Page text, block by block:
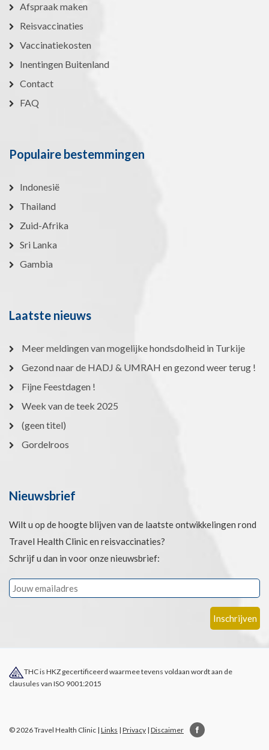
Afspraak maken
Reisvaccinaties
Vaccinatiekosten
Inentingen Buitenland
Contact
FAQ
Populaire bestemmingen
Indonesië
Thailand
Zuid-Afrika
Sri Lanka
Gambia
Laatste nieuws
Meer meldingen van mogelijke hondsdolheid in Turkije
Gezond naar de HADJ & UMRAH en gezond weer terug !
Fijne Feestdagen !
Week van de teek 2025
(geen titel)
Gordelroos
Nieuwsbrief
Wilt u op de hoogte blijven van de laatste ontwikkelingen rond
Travel Health Clinic en reisvaccinaties?
Schrijf u dan in voor onze nieuwsbrief:
THC is HKZ gecertificeerd waarmee tevens voldaan wordt aan de
clausules van ISO 9001:2015
© 2026 Travel Health Clinic | Links | Privacy | Discaimer